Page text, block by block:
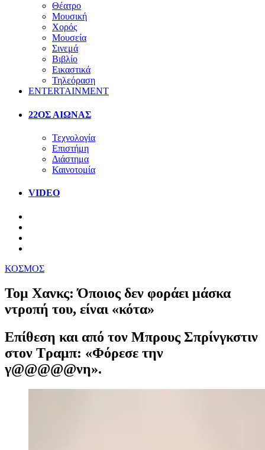
Θέατρο
Μουσική
Χορός
Μουσεία
Σινεμά
Βιβλίο
Εικαστικά
Τηλεόραση
ENTERTAINMENT
22ΟΣ ΑΙΩΝΑΣ
Τεχνολογία
Επιστήμη
Διάστημα
Καινοτομία
VIDEO
ΚΟΣΜΟΣ
Τομ Χανκς: Όποιος δεν φοράει μάσκα
ντροπή του, είναι «κότα»
Επίθεση και από τον Μπρους Σπρίνγκστιν
στον Τραμπ: «Φόρεσε την
γ@@@@@νη».